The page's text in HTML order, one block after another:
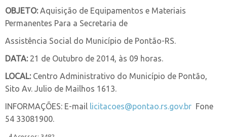
OBJETO:Aquisição de Equipamentos e Materiais
Permanentes Para a Secretaria de
Assistência Social do Município de Pontão-RS.
DATA:21 de Outubro de 2014, às 09 horas.
LOCAL:Centro Administrativo do Município de Pontão,
Sito Av. Julio de Mailhos 1613.
INFORMAÇÕES: E-mail licitacoes@pontao.rs.gov.br Fone
54 33081900.